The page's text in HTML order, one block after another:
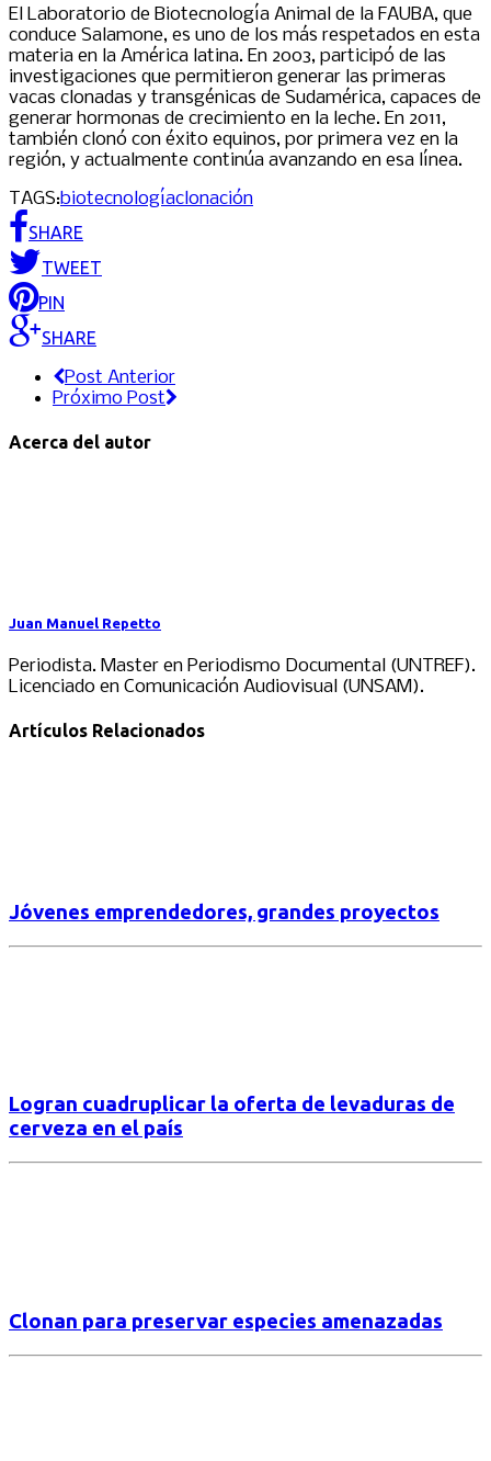
El Laboratorio de Biotecnología Animal de la FAUBA, que
conduce Salamone, es uno de los más respetados en esta
materia en la América latina. En 2003, participó de las
investigaciones que permitieron generar las primeras
vacas clonadas y transgénicas de Sudamérica, capaces de
generar hormonas de crecimiento en la leche. En 2011,
también clonó con éxito equinos, por primera vez en la
región, y actualmente continúa avanzando en esa línea.
TAGS:biotecnologíaclonación
SHARE
TWEET
PIN
SHARE
Post Anterior
Próximo Post
Acerca del autor
Juan Manuel Repetto
Periodista. Master en Periodismo Documental (UNTREF).
Licenciado en Comunicación Audiovisual (UNSAM).
Artículos Relacionados
Jóvenes emprendedores, grandes proyectos
Logran cuadruplicar la oferta de levaduras de
cerveza en el país
Clonan para preservar especies amenazadas